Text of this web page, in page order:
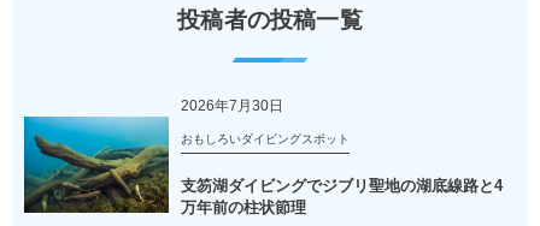
投稿者の投稿一覧
2026年7月30日
おもしろいダイビングスポット
支笏湖ダイビングでジブリ聖地の湖底線路と4
万年前の柱状節理